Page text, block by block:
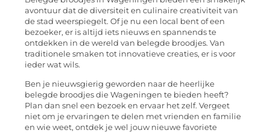
avontuur dat de diversiteit en culinaire creativiteit van
de stad weerspiegelt. Of je nu een local bent of een
bezoeker, er is altijd iets nieuws en spannends te
ontdekken in de wereld van belegde broodjes. Van
traditionele smaken tot innovatieve creaties, er is voor
ieder wat wils.
Ben je nieuwsgierig geworden naar de heerlijke
belegde broodjes die Wageningen te bieden heeft?
Plan dan snel een bezoek en ervaar het zelf. Vergeet
niet om je ervaringen te delen met vrienden en familie
en wie weet, ontdek je wel jouw nieuwe favoriete